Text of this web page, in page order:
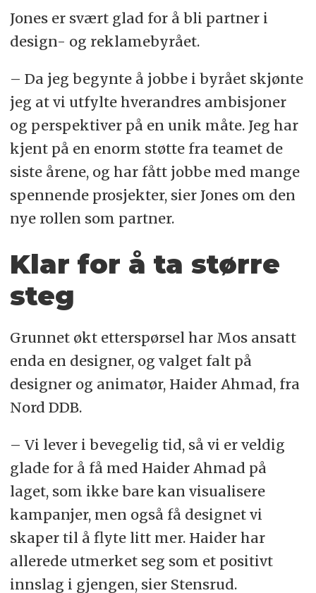
Jones er svært glad for å bli partner i
design- og reklamebyrået.
– Da jeg begynte å jobbe i byrået skjønte
jeg at vi utfylte hverandres ambisjoner
og perspektiver på en unik måte. Jeg har
kjent på en enorm støtte fra teamet de
siste årene, og har fått jobbe med mange
spennende prosjekter, sier Jones om den
nye rollen som partner.
Klar for å ta større
steg
Grunnet økt etterspørsel har Mos ansatt
enda en designer, og valget falt på
designer og animatør, Haider Ahmad, fra
Nord DDB.
– Vi lever i bevegelig tid, så vi er veldig
glade for å få med Haider Ahmad på
laget, som ikke bare kan visualisere
kampanjer, men også få designet vi
skaper til å flyte litt mer. Haider har
allerede utmerket seg som et positivt
innslag i gjengen, sier Stensrud.